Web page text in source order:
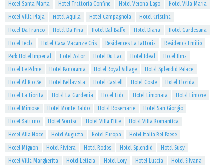
Hotel Santa Marta
Hotel Trattoria Confine Hotel Verona Lago
Hotel Villa Maria
Hotel Villa Plaja
Hotel Aquila Hotel Campagnola
Hotel Cristina
Hotel Da Franco
Hotel Da Pina Hotel Dal Baffo Hotel Diana
Hotel Gardesana
Hotel Tecla
Hotel Casa Vacanze Cris Residences La Fattoria
Residence Emilio
Park Hotel Imperial
Hotel Astor Hotel Du Lac Hotel Ideal
Hotel Ilma
Hotel Le Palme
Hotel Panorama Hotel Royal Village
Hotel Splendid Palace
Hotel Al Rio Se
Hotel Bellavista Hotel Castell Hotel Coste
Hotel Florida
Hotel La Fiorita
Hotel La Gardenia Hotel Lido Hotel Limonaia
Hotel Limone
Hotel Mimose
Hotel Monte Baldo Hotel Rosemarie
Hotel San Giorgio
Hotel Saturno
Hotel Sorriso Hotel Villa Elite
Hotel Villa Romantica
Hotel Alla Noce
Hotel Augusta Hotel Europa
Hotel Italia Bel Paese
Hotel Mignon
Hotel Riviera Hotel Rodos Hotel Splendid
Hotel Susy
Hotel Villa Margherita
Hotel Letizia Hotel Lory Hotel Luscia
Hotel Silvana